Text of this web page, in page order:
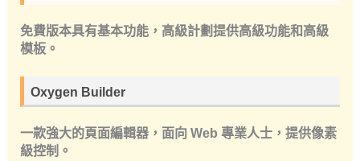
免費版本具有基本功能，高級計劃提供高級功能和高級
模板。
Oxygen Builder
一款強大的頁面編輯器，面向 Web 專業人士，提供像素
級控制。